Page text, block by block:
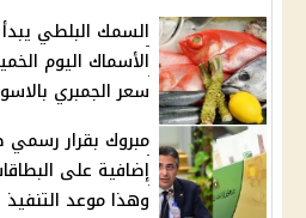
سعر الجمبري
إضافية على
وهذا موعد التنفيذ